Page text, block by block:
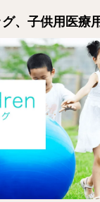
、子供用医療